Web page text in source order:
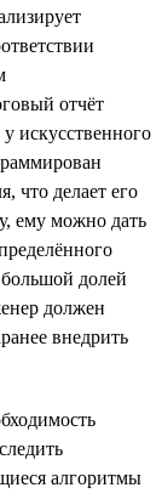
отчёт
искусственного
что делает его
ему можно дать
долей
должен
внедрить
алгоритмы